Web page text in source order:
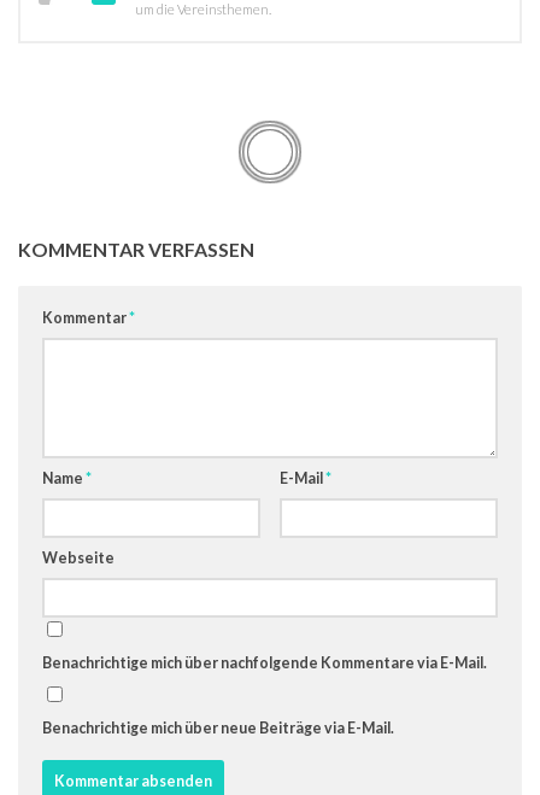
um die Vereinsthemen.
KOMMENTAR VERFASSEN
Kommentar*
Name * E-Mail *
Webseite
Benachrichtige mich über nachfolgende Kommentare via E-Mail.
Benachrichtige mich über neue Beiträge via E-Mail.